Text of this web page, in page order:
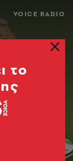
VOICE RADIO
το